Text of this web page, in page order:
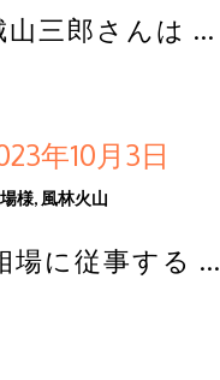
山三郎さんは …
年10月3日
様, 風林火山
場に従事する …